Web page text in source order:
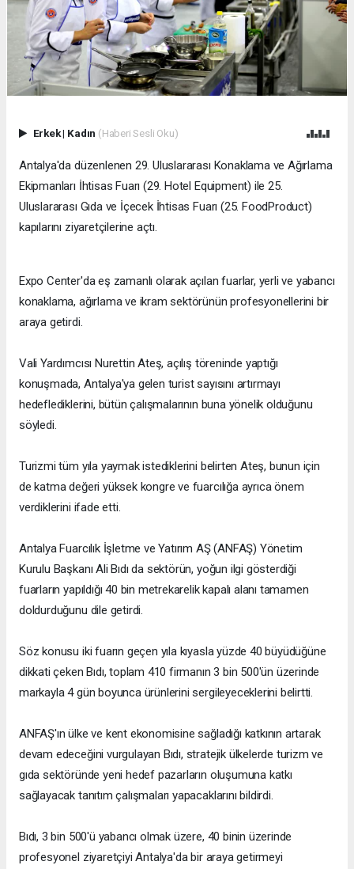
Erkek| Kadın (Haberi Sesli Oku)
​Antalya'da düzenlenen 29. Uluslararası Konaklama ve Ağırlama
Ekipmanları İhtisas Fuarı (29. Hotel Equipment) ile 25.
Uluslararası Gıda ve İçecek İhtisas Fuarı (25. FoodProduct)
kapılarını ziyaretçilerine açtı.
Expo Center'da eş zamanlı olarak açılan fuarlar, yerli ve yabancı
konaklama, ağırlama ve ikram sektörünün profesyonellerini bir
araya getirdi.
Vali Yardımcısı Nurettin Ateş, açılış töreninde yaptığı
konuşmada, Antalya'ya gelen turist sayısını artırmayı
hedeflediklerini, bütün çalışmalarının buna yönelik olduğunu
söyledi.
Turizmi tüm yıla yaymak istediklerini belirten Ateş, bunun için
de katma değeri yüksek kongre ve fuarcılığa ayrıca önem
verdiklerini ifade etti.
Antalya Fuarcılık İşletme ve Yatırım AŞ (ANFAŞ) Yönetim
Kurulu Başkanı Ali Bıdı da sektörün, yoğun ilgi gösterdiği
fuarların yapıldığı 40 bin metrekarelik kapalı alanı tamamen
doldurduğunu dile getirdi.
Söz konusu iki fuarın geçen yıla kıyasla yüzde 40 büyüdüğüne
dikkati çeken Bıdı, toplam 410 firmanın 3 bin 500'ün üzerinde
markayla 4 gün boyunca ürünlerini sergileyeceklerini belirtti.
ANFAŞ'ın ülke ve kent ekonomisine sağladığı katkının artarak
devam edeceğini vurgulayan Bıdı, stratejik ülkelerde turizm ve
gıda sektöründe yeni hedef pazarların oluşumuna katkı
sağlayacak tanıtım çalışmaları yapacaklarını bildirdi.
Bıdı, 3 bin 500'ü yabancı olmak üzere, 40 binin üzerinde
profesyonel ziyaretçiyi Antalya'da bir araya getirmeyi